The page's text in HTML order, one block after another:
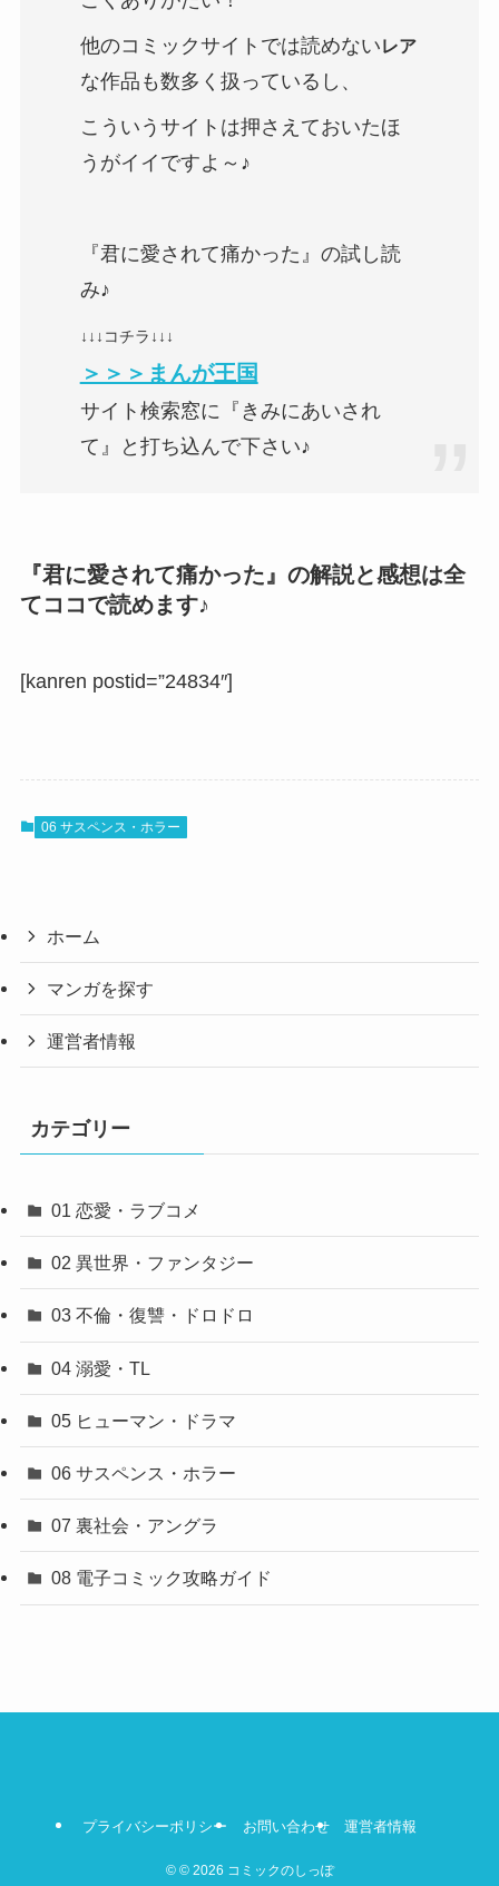
他のコミックサイトでは読めないレア
な作品も数多く扱っているし、
こういうサイトは押さえておいたほ
うがイイですよ～♪
『君に愛されて痛かった』の試し読
み♪
↓↓↓コチラ↓↓↓
＞＞＞まんが王国
サイト検索窓に『きみにあいされ
て』と打ち込んで下さい♪
『君に愛されて痛かった』の解説と感想は全
てココで読めます♪
[kanren postid=”24834″]
06 サスペンス・ホラー
ホーム
マンガを探す
運営者情報
カテゴリー
01 恋愛・ラブコメ
02 異世界・ファンタジー
03 不倫・復讐・ドロドロ
04 溺愛・TL
05 ヒューマン・ドラマ
06 サスペンス・ホラー
07 裏社会・アングラ
08 電子コミック攻略ガイド
プライバシーポリシー お問い合わせ 運営者情報
©© 2026 コミックのしっぽ